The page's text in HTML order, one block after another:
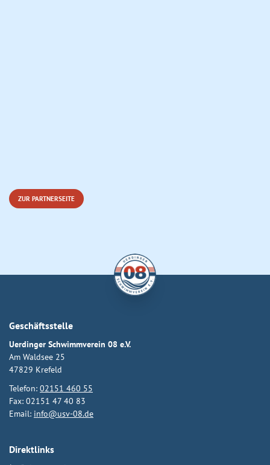
ZUR PARTNERSEITE
Geschäftsstelle
Uerdinger Schwimmverein 08 e.V.
Am Waldsee 25
47829 Krefeld
Telefon: 02151 460 55
Fax: 02151 47 40 83
Email: info@usv-08.de
Direktlinks